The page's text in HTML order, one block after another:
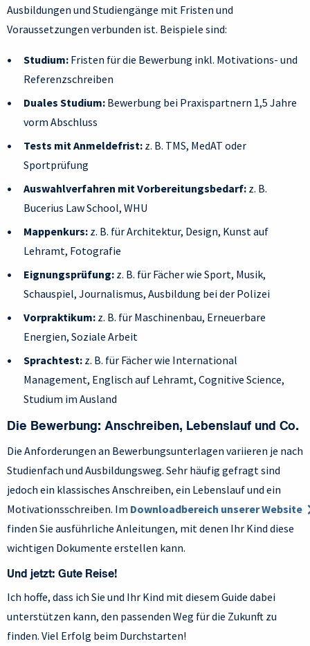
Ausbildungen und Studiengänge mit Fristen und
Voraussetzungen verbunden ist. Beispiele sind:
Studium: Fristen für die Bewerbung inkl. Motivations- und
Referenzschreiben
Duales Studium: Bewerbung bei Praxispartnern 1,5 Jahre
vorm Abschluss
Tests mit Anmeldefrist: z. B. TMS, MedAT oder
Sportprüfung
Auswahlverfahren mit Vorbereitungsbedarf: z. B.
Bucerius Law School, WHU
Mappenkurs: z. B. für Architektur, Design, Kunst auf
Lehramt, Fotografie
Eignungsprüfung: z. B. für Fächer wie Sport, Musik,
Schauspiel, Journalismus, Ausbildung bei der Polizei
Vorpraktikum: z. B. für Maschinenbau, Erneuerbare
Energien, Soziale Arbeit
Sprachtest: z. B. für Fächer wie International
Management, Englisch auf Lehramt, Cognitive Science,
Studium im Ausland
Die Bewerbung: Anschreiben, Lebenslauf und Co.
Die Anforderungen an Bewerbungsunterlagen variieren je nach
Studienfach und Ausbildungsweg. Sehr häufig gefragt sind
jedoch ein klassisches Anschreiben, ein Lebenslauf und ein
Motivationsschreiben. Im Downloadbereich unserer Website
finden Sie ausführliche Anleitungen, mit denen Ihr Kind diese
wichtigen Dokumente erstellen kann.
Und jetzt: Gute Reise!
Ich hoffe, dass ich Sie und Ihr Kind mit diesem Guide dabei
unterstützen kann, den passenden Weg für die Zukunft zu
finden. Viel Erfolg beim Durchstarten!